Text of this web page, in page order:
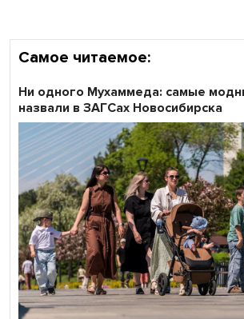
Самое читаемое:
Ни одного Мухаммеда: самые
назвали в ЗАГСах Новосибирска